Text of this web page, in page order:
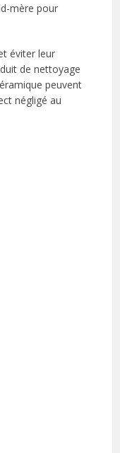
mère pour
éviter leur
de nettoyage
peuvent
négligé au